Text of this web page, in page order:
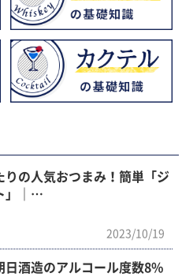
りの人気おつまみ！簡単「ジ
」｜…
2023/10/19
日酒造のアルコール度数8%